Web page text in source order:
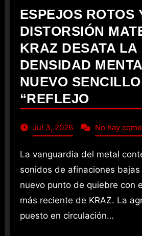
ESPEJOS ROTOS
DISTORSIÓN
KRAZ DESATA LA
DENSIDAD
NUEVO SENCILLO
“REFLEJO
Jul 3, 2026 No hay
La vanguardia del metal contemporáneo y los
sonidos de afinaciones
nuevo punto de quiebre con
más reciente de KRAZ. La
puesto en circulación…